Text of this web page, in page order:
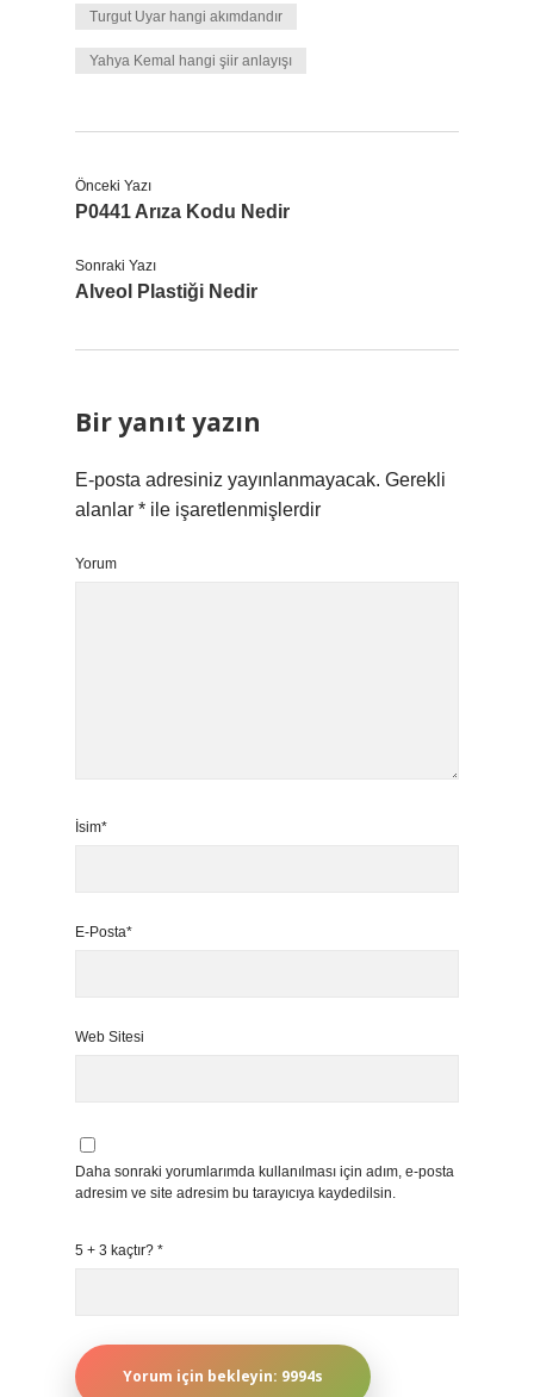
Turgut Uyar hangi akımdandır
Yahya Kemal hangi şiir anlayışı
Önceki Yazı
P0441 Arıza Kodu Nedir
Sonraki Yazı
Alveol Plastiği Nedir
Bir yanıt yazın
E-posta adresiniz yayınlanmayacak. Gerekli
alanlar * ile işaretlenmişlerdir
Yorum
İsim*
E-Posta*
Web Sitesi
Daha sonraki yorumlarımda kullanılması için adım, e-posta
adresim ve site adresim bu tarayıcıya kaydedilsin.
5 + 3 kaçtır? *